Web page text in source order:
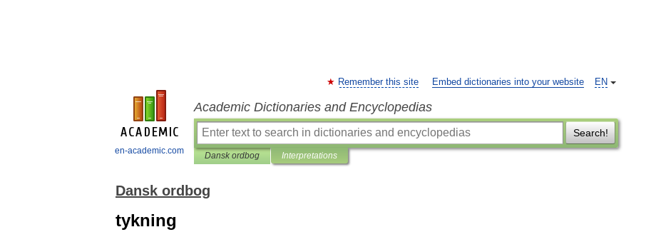
en-academic.com
EN
Remember this site Embed dictionaries into your website
Academic Dictionaries and Encyclopedias
Search!
Dansk ordbog Interpretations
Dansk ordbog
tykning